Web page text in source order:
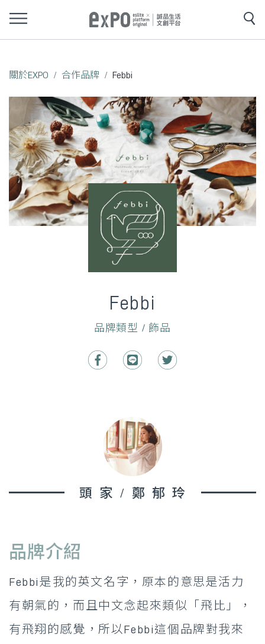
關於EXPO 合作品牌 Febbi
Febbi
品牌類型 / 飾品
頭家/鄭郁玲
品牌介紹
Febbi是我的英文名字，原本的意思是活力
有朝氣的，而且中文念起來類似「飛比」，
有飛翔的感覺，所以Febbi這個品牌對我來